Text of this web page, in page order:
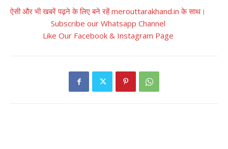
ऐसी और भी खबरें पढ़ने के लिए बने रहें merouttarakhand.in के साथ।
Subscribe our Whatsapp Channel
Like Our Facebook & Instagram Page